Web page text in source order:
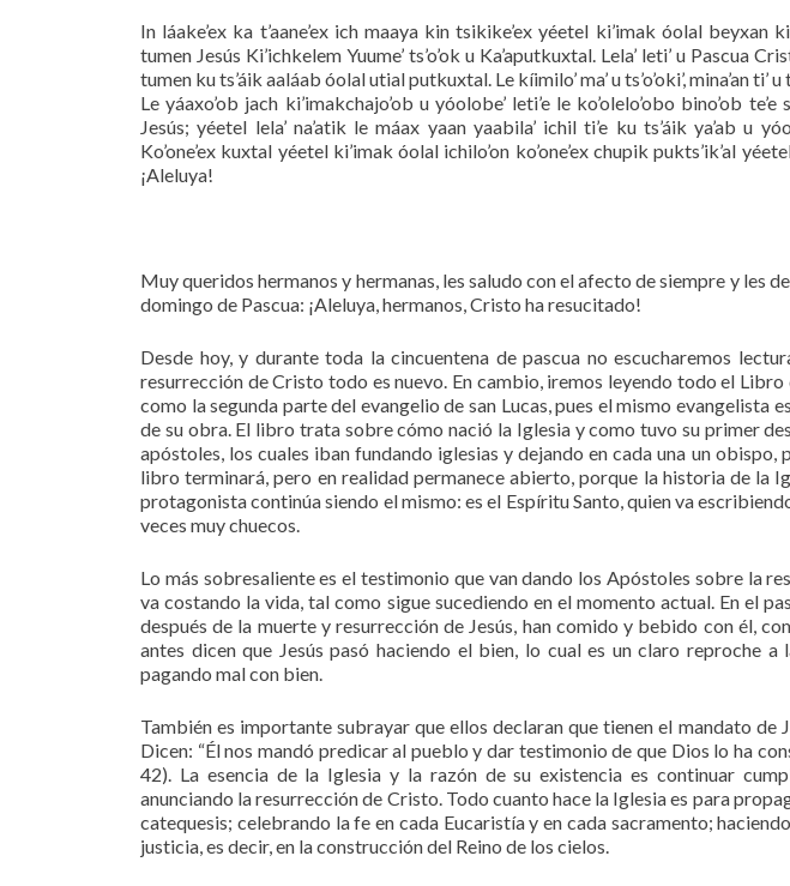
In láake’ex ka t’aane’ex ich maaya kin tsikike’ex yéetel ki’imak óolal beyxan
tumen Jesús Ki’ichkelem Yuume’ ts’o’ok u Ka’aputkuxtal. Lela’ leti’ u Pascua
tumen ku ts’áik aaláab óolal utial putkuxtal. Le kíimilo’ ma’ u ts’o’oki’, mina’an ti’ u
Le yáaxo’ob jach ki’imakchajo’ob u yóolobe’ leti’e le ko’olelo’obo bino’ob
Jesús; yéetel lela’ na’atik le máax yaan yaabila’ ichil ti’e ku ts’áik ya’ab u
Ko’one’ex kuxtal yéetel ki’imak óolal ichilo’on ko’one’ex chupik pukts’ik’al
¡Aleluya!
Muy queridos hermanos y hermanas, les saludo con el afecto de siempre y les
domingo de Pascua: ¡Aleluya, hermanos, Cristo ha resucitado!
Desde hoy, y durante toda la cincuentena de pascua no escucharemos
resurrección de Cristo todo es nuevo. En cambio, iremos leyendo todo el
como la segunda parte del evangelio de san Lucas, pues el mismo evangelista
de su obra. El libro trata sobre cómo nació la Iglesia y como tuvo su primer
apóstoles, los cuales iban fundando iglesias y dejando en cada una un
libro terminará, pero en realidad permanece abierto, porque la historia de la
protagonista continúa siendo el mismo: es el Espíritu Santo, quien va
veces muy chuecos.
Lo más sobresaliente es el testimonio que van dando los Apóstoles sobre la
va costando la vida, tal como sigue sucediendo en el momento actual. En el
después de la muerte y resurrección de Jesús, han comido y bebido con él,
antes dicen que Jesús pasó haciendo el bien, lo cual es un claro reproche
pagando mal con bien.
También es importante subrayar que ellos declaran que tienen el mandato de
Dicen: “Él nos mandó predicar al pueblo y dar testimonio de que Dios lo ha
42). La esencia de la Iglesia y la razón de su existencia es continuar
anunciando la resurrección de Cristo. Todo cuanto hace la Iglesia es para
catequesis; celebrando la fe en cada Eucaristía y en cada sacramento;
justicia, es decir, en la construcción del Reino de los cielos.